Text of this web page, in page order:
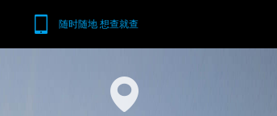
随时随地 想查就查